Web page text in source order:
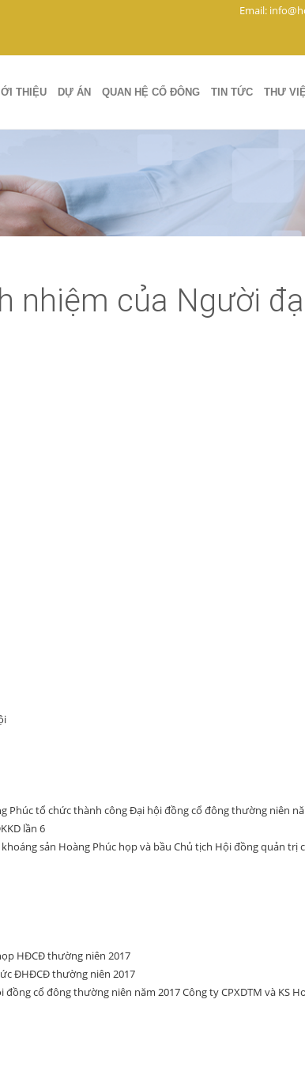
Email:
THIỆU DỰ ÁN QUAN HỆ CỔ ĐÔNG TIN TỨC THƯ
nhiệm của Người
Phúc tổ chức thành công Đại hội đồng cổ đông thường niên
lần 6
sản Hoàng Phúc họp và bầu Chủ tịch Hội đồng quản trị
HĐCĐ thường niên 2017
ĐHĐCĐ thường niên 2017
cổ đông thường niên năm 2017 Công ty CPXDTM và KS